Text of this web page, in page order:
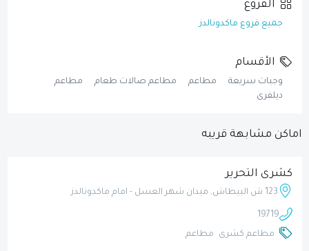
الفروع
جميع فروع ماكدونالدز
الأقسام
وجبات سريعة مطاعم مطاعم صالات طعام
مطاعم
ديلفرى
اماكن مشابهة قريبه
كشرى التحرير
123 ش البيطاش, ميدان شهر العسل - امام ماكدونالدز
19719
مطاعم كشرى
مطاعم